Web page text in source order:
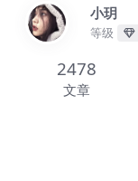
小玥
等级
2478
文章